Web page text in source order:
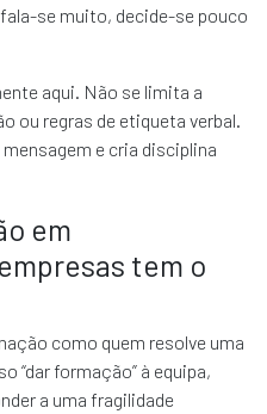
se muito, decide-se pouco
aqui. Não se limita a
ou regras de etiqueta verbal.
e cria disciplina
em
tem o
como quem resolve uma
“dar formação” à equipa,
a uma fragilidade